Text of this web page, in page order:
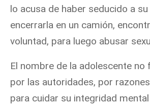
lo acusa de haber seducido a
encerrarla en un camión,
voluntad, para luego abusar
El nombre de la adolescente no
por las autoridades, por
para cuidar su integridad